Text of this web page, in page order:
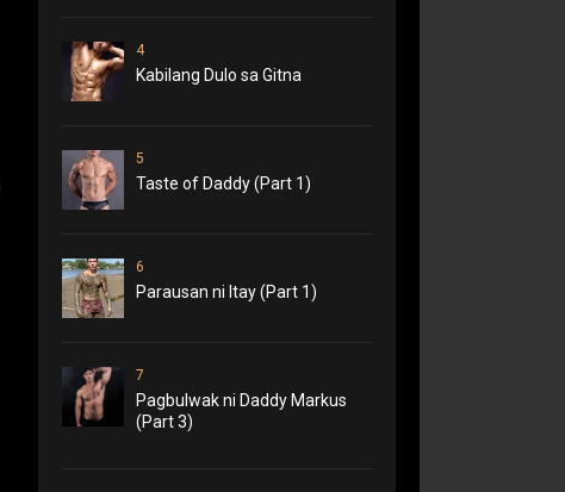
4
Kabilang Dulo sa Gitna
5
Taste of Daddy (Part 1)
6
Parausan ni Itay (Part 1)
7
Pagbulwak ni Daddy Markus
(Part 3)